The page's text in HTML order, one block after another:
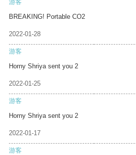
游客
BREAKING! Portable CO2
2022-01-28
游客
Horny Shriya sent you 2
2022-01-25
游客
Horny Shriya sent you 2
2022-01-17
游客